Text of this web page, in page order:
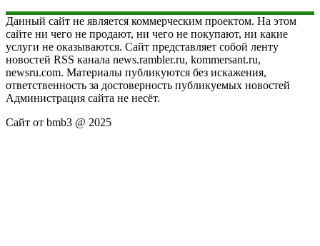
Данный сайт не является коммерческим проектом. На этом
сайте ни чего не продают, ни чего не покупают, ни какие
услуги не оказываются. Сайт представляет собой ленту
новостей RSS канала news.rambler.ru, kommersant.ru,
newsru.com. Материалы публикуются без искажения,
ответственность за достоверность публикуемых новостей
Администрация сайта не несёт.
Сайт от bmb3 @ 2025